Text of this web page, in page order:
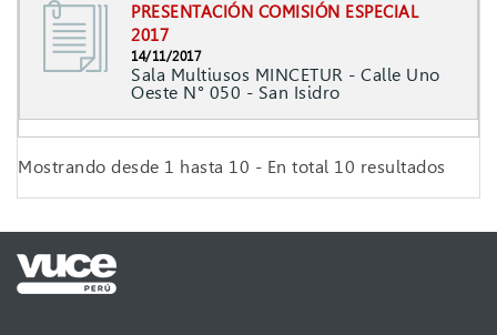
PRESENTACIÓN COMISIÓN ESPECIAL
2017
14/11/2017
Sala Multiusos MINCETUR - Calle Uno
Oeste N° 050 - San Isidro
Mostrando desde 1 hasta 10 - En total 10 resultados